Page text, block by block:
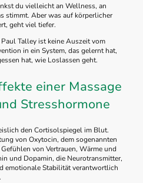
du vielleicht an Wellness, an
stimmt. Aber was auf körperlicher
geht viel tiefer.
Talley ist keine Auszeit vom
in ein System, das gelernt hat,
hat, wie Loslassen geht.
einer Massage
Stresshormone
den Cortisolspiegel im Blut.
von Oxytocin, dem sogenannten
von Vertrauen, Wärme und
und Dopamin, die Neurotransmitter,
emotionale Stabilität verantwortlich